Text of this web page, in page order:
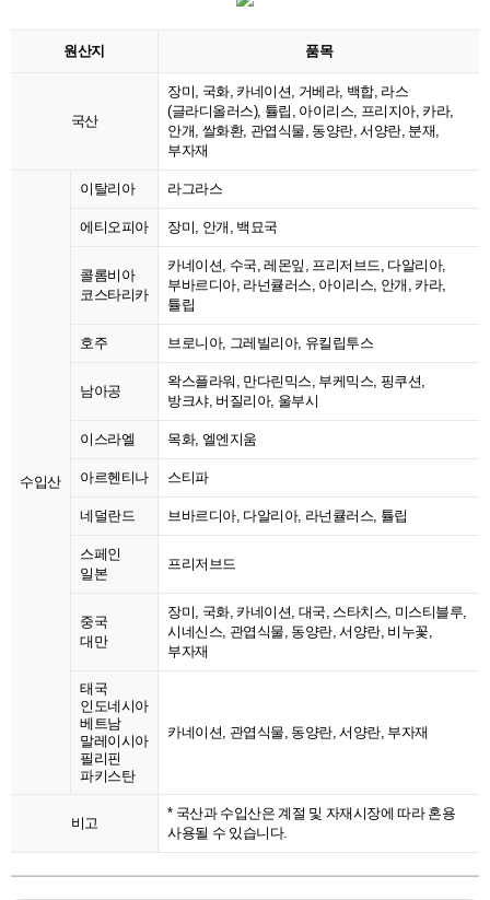
원산지 품목
국산
장미, 국화, 카네이션, 거베라, 백합, 라스
(글라디올러스), 튤립, 아이리스, 프리지아, 카라,
안개, 쌀화환, 관엽식물, 동양란, 서양란, 분재,
부자재
수입산
이탈리아 라그라스
에티오피아 장미, 안개, 백묘국
콜롬비아
코스타리카
카네이션, 수국, 레몬잎, 프리저브드, 다알리아,
부바르디아, 라넌큘러스, 아이리스, 안개, 카라,
튤립
호주 브로니아, 그레빌리아, 유킬립투스
남아공
왁스플라워, 만다린믹스, 부케믹스, 핑쿠션,
방크샤, 버질리아, 울부시
이스라엘 목화, 엘엔지움
아르헨티나 스티파
네덜란드 브바르디아, 다알리아, 라넌큘러스, 튤립
스페인
일본
프리저브드
중국
대만
장미, 국화, 카네이션, 대국, 스타치스, 미스티블루,
시네신스, 관엽식물, 동양란, 서양란, 비누꽃,
부자재
태국
인도네시아
베트남
말레이시아
필리핀
파키스탄
카네이션, 관엽식물, 동양란, 서양란, 부자재
비고
* 국산과 수입산은 계절 및 자재시장에 따라 혼용
사용될 수 있습니다.